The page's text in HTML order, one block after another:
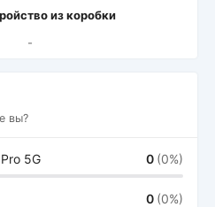
из коробки
-
вы?
5G 0 (0%)
0 (0%)